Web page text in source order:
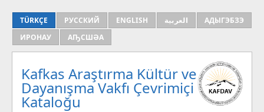
TÜRKÇE РУССКИЙ ENGLISH العربية
АДЫГЭБЗЭ
ИРОНАУ
АҦСШӘА
Kafkas Araştırma Kültür ve
Dayanışma Vakfı Çevrimiçi
Kataloğu